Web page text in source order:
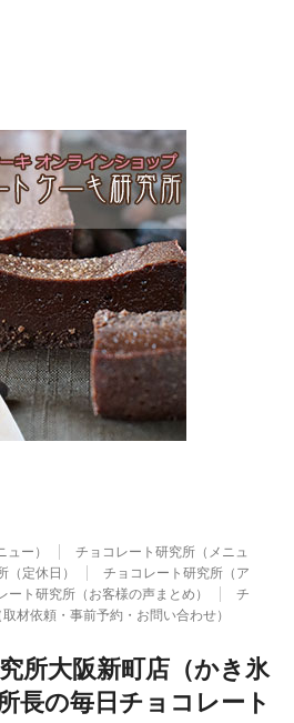
ー）
チョコレート研究所（メニュ
（定休日）
チョコレート研究所（ア
ート研究所（お客様の声まとめ）
チ
材依頼・事前予約・お問い合わせ）
所大阪新町店（かき氷
長の毎日チョコレート